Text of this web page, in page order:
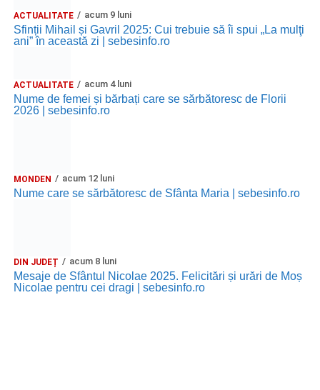
ACTUALITATE acum 9 luni
Sfinții Mihail și Gavril 2025: Cui trebuie să îi spui „La mulţi
ani” în această zi | sebesinfo.ro
ACTUALITATE acum 4 luni
Nume de femei și bărbați care se sărbătoresc de Florii
2026 | sebesinfo.ro
MONDEN acum 12 luni
Nume care se sărbătoresc de Sfânta Maria | sebesinfo.ro
DIN JUDEȚ acum 8 luni
Mesaje de Sfântul Nicolae 2025. Felicitări și urări de Moș
Nicolae pentru cei dragi | sebesinfo.ro